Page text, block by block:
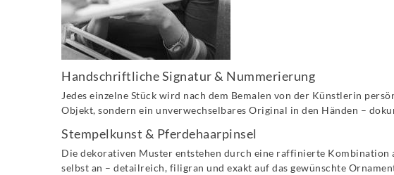
Handschriftliche Signatur & Nummerierung
Jedes einzelne Stück wird nach dem Bemalen von der Künstlerin
Objekt, sondern ein unverwechselbares Original in den Händen –
Stempelkunst & Pferdehaarpinsel
Die dekorativen Muster entstehen durch eine raffinierte Kombination
selbst an – detailreich, filigran und exakt auf das gewünschte